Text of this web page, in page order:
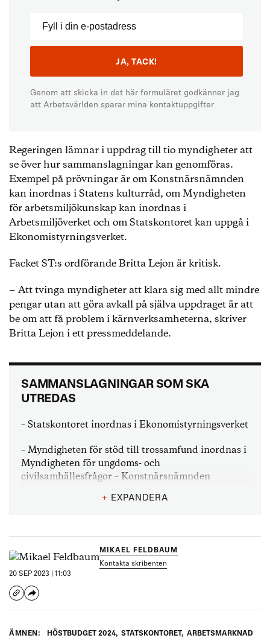
Genom att skicka in det här formuläret godkänner jag
att Arbetsvärlden sparar mina kontaktuppgifter
Regeringen lämnar i uppdrag till tio myndigheter att
se över hur sammanslagningar kan genomföras.
Exempel på prövningar är om Konstnärsnämnden
kan inordnas i Statens kulturråd, om Myndig­heten
för arbetsmiljökunskap kan inordnas i
Arbetsmiljöverket och om Statskontoret kan uppgå i
Ekonomistyrningsverket.
Facket ST:s ordförande Britta Lejon är kritisk.
− Att tvinga myndigheter att klara sig med allt mindre
pengar utan att göra avkall på själva uppdraget är att
be om att få problem i kärnverksamheterna, skriver
Britta Lejon i ett pressmeddelande.
SAMMANSLAGNINGAR SOM SKA
UTREDAS
– Statskontoret inordnas i Ekonomistyrningsverket
– Myndigheten för stöd till trossamfund inordnas i
Myndigheten för ungdoms- och
civilsamhällesfrågor – Konstnärsnämnden
– Myndigheten för arbetsmiljökunskap inordnas i
Arbetsmiljöverket
+ EXPANDERA
MIKAEL FELDBAUM
Kontakta skribenten
20 SEP 2023 | 11:03
ÄMNEN: HÖSTBUDGET 2024, STATSKONTORET, ARBETSMARKNAD